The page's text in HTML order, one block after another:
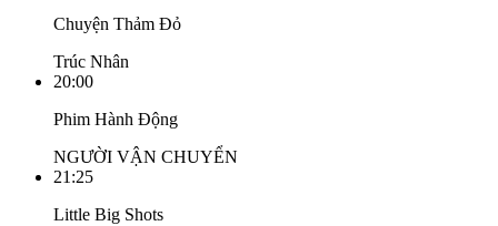
Chuyện Thảm Đỏ
Trúc Nhân
20:00
Phim Hành Động
NGƯỜI VẬN CHUYỂN
21:25
Little Big Shots